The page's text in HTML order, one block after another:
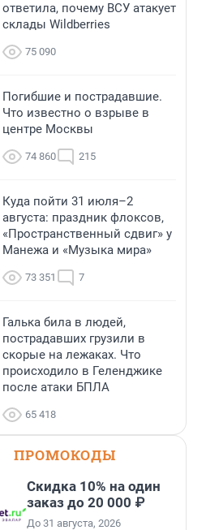
ответила, почему ВСУ атакует
склады Wildberries
75 090
Погибшие и пострадавшие.
Что известно о взрыве в
центре Москвы
74 860 215
Куда пойти 31 июля–2
августа: праздник флоксов,
«Пространственный сдвиг» у
Манежа и «Музыка мира»
73 351 7
Галька била в людей,
пострадавших грузили в
скорые на лежаках. Что
происходило в Геленджике
после атаки БПЛА
65 418
ПРОМОКОДЫ
Скидка 10% на один
заказ до 20 000 ₽
До 31 августа, 2026